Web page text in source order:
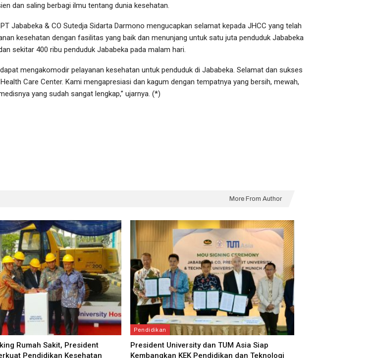
dan saling berbagi ilmu tentang dunia kesehatan.
Jababeka & CO Sutedja Sidarta Darmono mengucapkan selamat kepada JHCC yang telah
kesehatan dengan fasilitas yang baik dan menunjang untuk satu juta penduduk Jababeka
sekitar 400 ribu penduduk Jababeka pada malam hari.
mengakomodir pelayanan kesehatan untuk penduduk di Jababeka. Selamat dan sukses
Care Center. Kami mengapresiasi dan kagum dengan tempatnya yang bersih, mewah,
yang sudah sangat lengkap,” ujarnya. (*)
More From Author
Rumah Sakit, President
Pendidikan Kesehatan
Pendidikan
President University dan TUM Asia Siap
Kembangkan KEK Pendidikan dan Teknologi